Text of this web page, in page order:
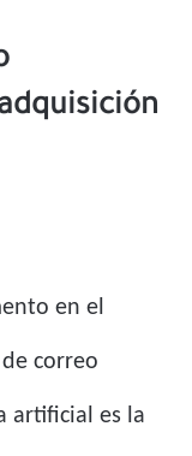
en el
correo
artificial es la